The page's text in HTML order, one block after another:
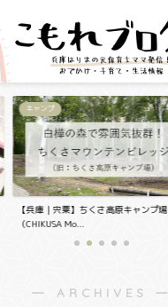
キャンプ
【兵庫｜宍粟】ちくさ高原キャンプ場
（CHIKUSA Mo...
― ARCHIVES ―